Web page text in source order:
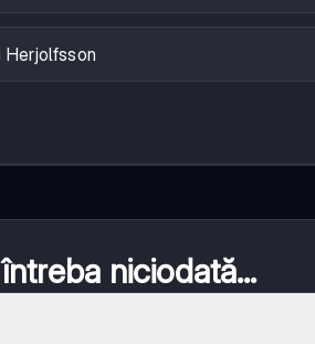
Herjolfsson
niciodată...